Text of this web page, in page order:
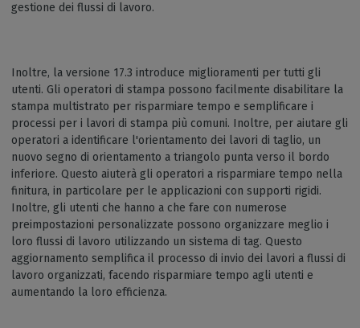
gestione dei flussi di lavoro.
Inoltre, la versione 17.3 introduce miglioramenti per tutti gli
utenti. Gli operatori di stampa possono facilmente disabilitare la
stampa multistrato per risparmiare tempo e semplificare i
processi per i lavori di stampa più comuni. Inoltre, per aiutare gli
operatori a identificare l'orientamento dei lavori di taglio, un
nuovo segno di orientamento a triangolo punta verso il bordo
inferiore. Questo aiuterà gli operatori a risparmiare tempo nella
finitura, in particolare per le applicazioni con supporti rigidi.
Inoltre, gli utenti che hanno a che fare con numerose
preimpostazioni personalizzate possono organizzare meglio i
loro flussi di lavoro utilizzando un sistema di tag. Questo
aggiornamento semplifica il processo di invio dei lavori a flussi di
lavoro organizzati, facendo risparmiare tempo agli utenti e
aumentando la loro efficienza.